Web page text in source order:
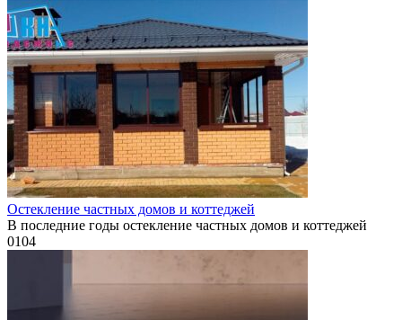
Остекление частных домов и коттеджей
В последние годы остекление частных домов и коттеджей
0104